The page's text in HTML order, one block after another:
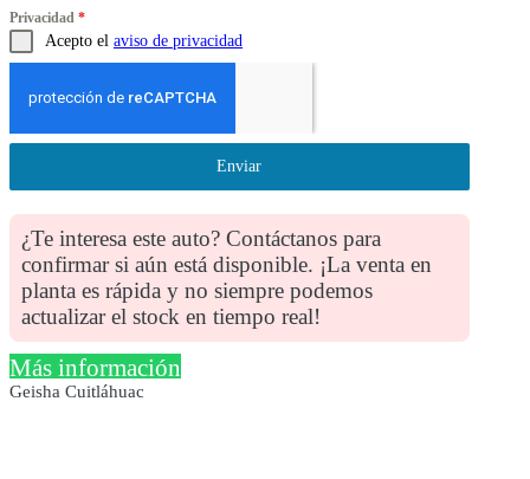
Privacidad *
Acepto el aviso de privacidad
Enviar
¿Te interesa este auto? Contáctanos para
confirmar si aún está disponible. ¡La venta en
planta es rápida y no siempre podemos
actualizar el stock en tiempo real!
Más información
Geisha Cuitláhuac